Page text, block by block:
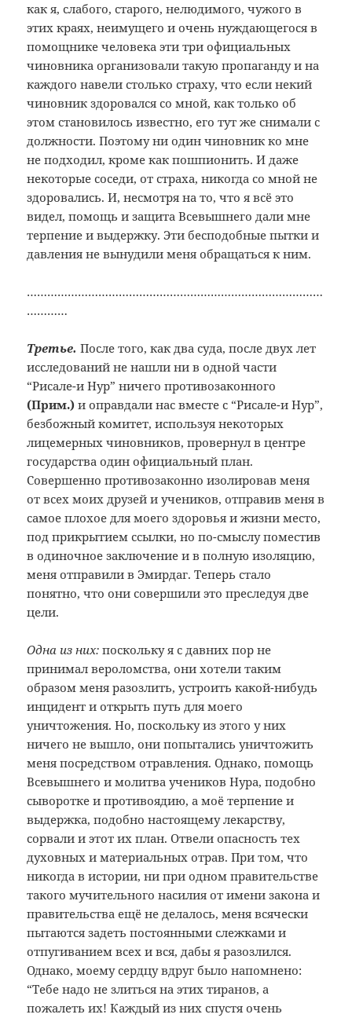
как я, слабого, старого, нелюдимого, чужого в
этих краях, неимущего и очень нуждающегося в
помощнике человека эти три официальных
чиновника организовали такую пропаганду и на
каждого навели столько страху, что если некий
чиновник здоровался со мной, как только об
этом становилось известно, его тут же снимали с
должности. Поэтому ни один чиновник ко мне
не подходил, кроме как пошпионить. И даже
некоторые соседи, от страха, никогда со мной не
здоровались. И, несмотря на то, что я всё это
видел, помощь и защита Всевышнего дали мне
терпение и выдержку. Эти бесподобные пытки и
давления не вынудили меня обращаться к ним.
……………………………………………………………………………
…………
Третье. После того, как два суда, после двух лет
исследований не нашли ни в одной части
“Рисале-и Нур” ничего противозаконного
(Прим.) и оправдали нас вместе с “Рисале-и Нур”,
безбожный комитет, используя некоторых
лицемерных чиновников, провернул в центре
государства один официальный план.
Совершенно противозаконно изолировав меня
от всех моих друзей и учеников, отправив меня в
самое плохое для моего здоровья и жизни место,
под прикрытием ссылки, но по-смыслу поместив
в одиночное заключение и в полную изоляцию,
меня отправили в Эмирдаг. Теперь стало
понятно, что они совершили это преследуя две
цели.
Одна из них:поскольку я с давних пор не
принимал вероломства, они хотели таким
образом меня разозлить, устроить какой-нибудь
инцидент и открыть путь для моего
уничтожения. Но, поскольку из этого у них
ничего не вышло, они попытались уничтожить
меня посредством отравления. Однако, помощь
Всевышнего и молитва учеников Нура, подобно
сыворотке и противоядию, а моё терпение и
выдержка, подобно настоящему лекарству,
сорвали и этот их план. Отвели опасность тех
духовных и материальных отрав. При том, что
никогда в истории, ни при одном правительстве
такого мучительного насилия от имени закона и
правительства ещё не делалось, меня всячески
пытаются задеть постоянными слежками и
отпугиванием всех и вся, дабы я разозлился.
Однако, моему сердцу вдруг было напомнено:
“Тебе надо не злиться на этих тиранов, а
пожалеть их! Каждый из них спустя очень